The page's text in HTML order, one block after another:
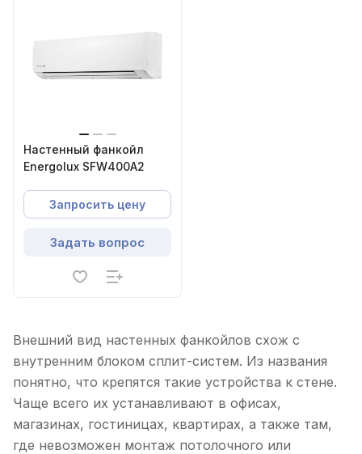
Настенный фанкойл
Energolux SFW400A2
Запросить цену
Задать вопрос
Внешний вид настенных фанкойлов схож с
внутренним блоком сплит-систем. Из названия
понятно, что крепятся такие устройства к стене.
Чаще всего их устанавливают в офисах,
магазинах, гостиницах, квартирах, а также там,
где невозможен монтаж потолочного или